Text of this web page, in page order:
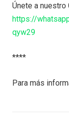
Únete a nuestro
https://
qyw29
****
Para más